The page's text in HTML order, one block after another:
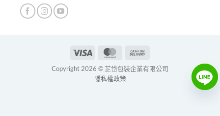
Visa MasterCard
Delivery
Copyright 2026 © 芷岱包裝企業有限公司
隱私權政策